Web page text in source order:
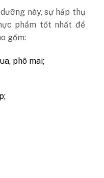
này, sự hấp thụ
phẩm tốt nhất để
gồm:
phô mai;